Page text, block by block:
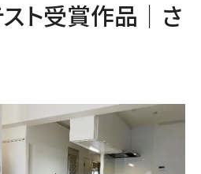
ト受賞作品｜さ